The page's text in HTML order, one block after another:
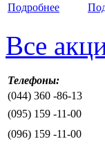
Подробнее
Все
Телефоны:
(044) 360 -86-13
(095) 159 -11-00
(096) 159 -11-00